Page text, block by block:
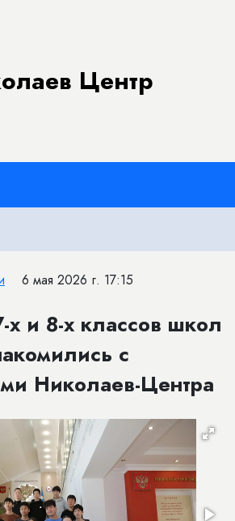
Центр
6 мая 2026 г. 17:15
и 8-х классов школ
с
Николаев-Центра